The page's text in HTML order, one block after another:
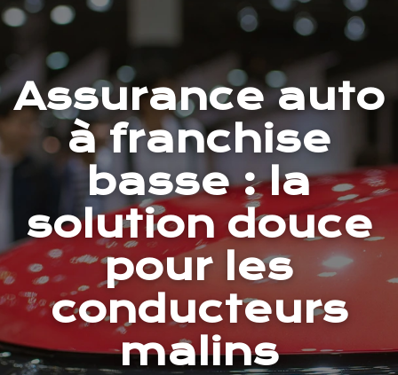
Assurance auto
à franchise
basse : la
solution douce
pour les
conducteurs
malins